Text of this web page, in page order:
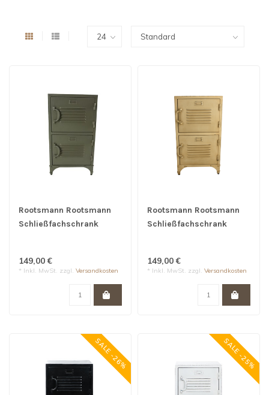
Rootsmann Rootsmann
Schließfachschrank
149,00 €
* Inkl. MwSt. zzgl. Versandkosten
Rootsmann Rootsmann
Schließfachschrank
149,00 €
* Inkl. MwSt. zzgl. Versandkosten
SALE -26% SALE -25%